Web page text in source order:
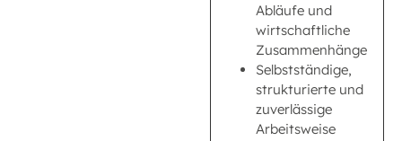
Abläufe und
wirtschaftliche
Zusammenhänge
Selbstständige,
strukturierte und
zuverlässige
Arbeitsweise